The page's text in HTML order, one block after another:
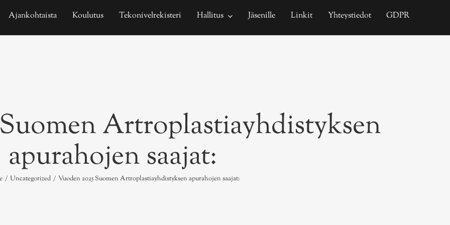
Ajankohtaista Koulutus Tekonivelrekisteri Hallitus Jäsenille Linkit Yhteystiedot GDPR
Artroplastiayhdistyksen
apurahojen saajat:
/ Uncategorized / Vuoden 2025 Suomen Artroplastiayhdistyksen apurahojen saajat: